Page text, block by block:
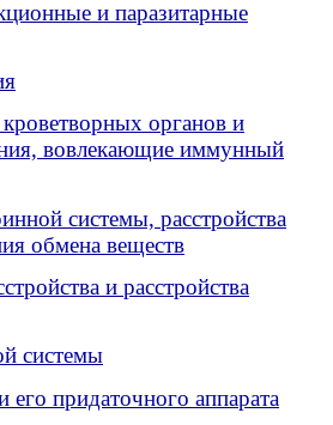
и паразитарные
органов и
вовлекающие иммунный
системы, расстройства
обмена веществ
и расстройства
системы
его придаточного аппарата